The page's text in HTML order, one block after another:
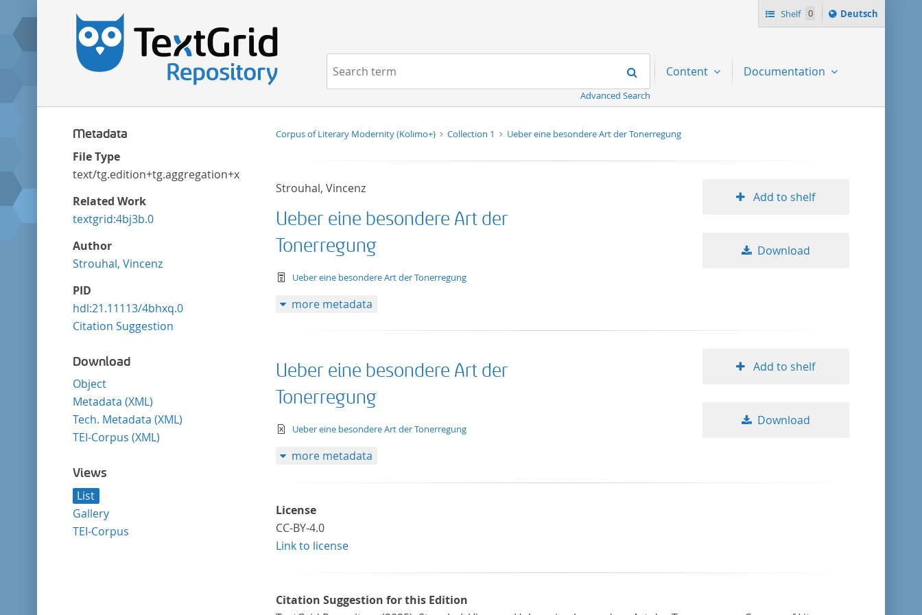
Shelf 0
Sprache
ï¿½ndern
Deutsch
Navigation Search
Advanced Search
Content Documentation
Metadata
File Type
text/tg.edition+tg.aggregation+xml
Related Work
textgrid:4bj3b.0
Author
Strouhal, Vincenz
PID
hdl:21.11113/4bhxq.0
Citation Suggestion
Download
Object
Metadata (XML)
Tech. Metadata (XML)
TEI-Corpus (XML)
Views
List
Gallery
TEI-Corpus
Corpus of Literary Modernity (Kolimo+) Collection 1 Ueber eine besondere Art der Tonerregung
Strouhal, Vincenz
Ueber eine besondere Art der
Tonerregung
text/tg.work+xml
Ueber eine besondere Art der Tonerregung
Add to shelf
Download
more metadata
Ueber eine besondere Art der
Tonerregung
text/xml
Ueber eine besondere Art der Tonerregung
Add to shelf
Download
more metadata
License
CC-BY-4.0
Link to license
Citation Suggestion for this Edition